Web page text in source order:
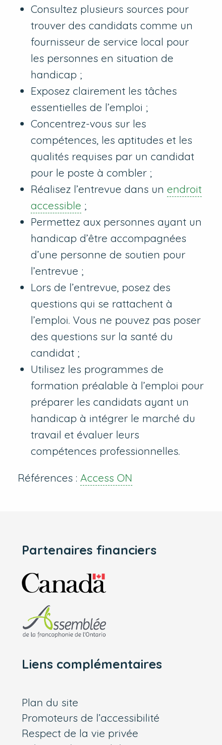
Consultez plusieurs sources pour
trouver des candidats comme un
fournisseur de service local pour
les personnes en situation de
handicap ;
Exposez clairement les tâches
essentielles de l’emploi ;
Concentrez-vous sur les
compétences, les aptitudes et les
qualités requises par un candidat
pour le poste à combler ;
Réalisez l’entrevue dans unendroit
accessible ;
Permettez aux personnes ayant un
handicap d’être accompagnées
d’une personne de soutien pour
l’entrevue ;
Lors de l’entrevue, posez des
questions qui se rattachent à
l’emploi. Vous ne pouvez pas poser
des questions sur la santé du
candidat ;
Utilisez les programmes de
formation préalable à l’emploi pour
préparer les candidats ayant un
handicap à intégrer le marché du
travail et évaluer leurs
compétences professionnelles.
Références : Access ON
Partenaires financiers
Liens complémentaires
Plan du site
Promoteurs de l’accessibilité
Respect de la vie privée